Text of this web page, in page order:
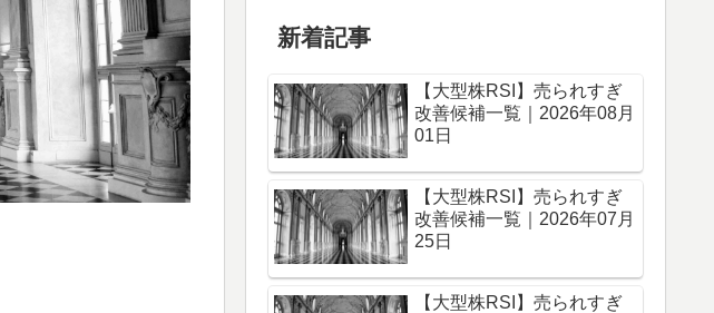
新着記事
【大型株RSI】売られすぎ
改善候補一覧｜2026年08月
01日
【大型株RSI】売られすぎ
改善候補一覧｜2026年07月
25日
【大型株RSI】売られすぎ